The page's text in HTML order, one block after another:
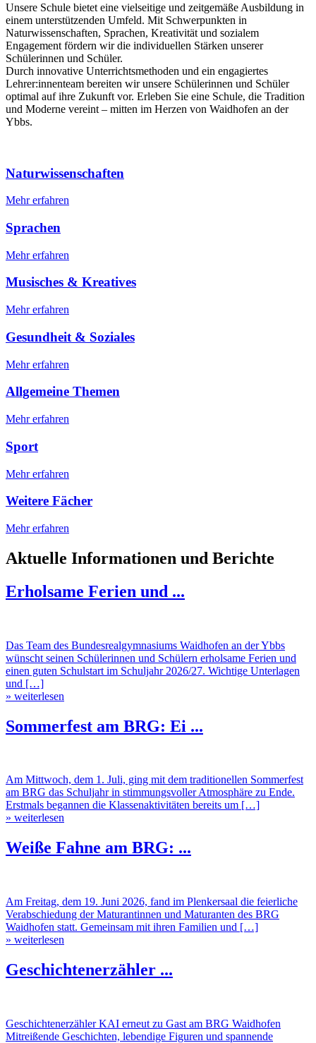
Unsere Schule bietet eine vielseitige und zeitgemäße Ausbildung in
einem unterstützenden Umfeld. Mit Schwerpunkten in
Naturwissenschaften, Sprachen, Kreativität und sozialem
Engagement fördern wir die individuellen Stärken unserer
Schülerinnen und Schüler.
Durch innovative Unterrichtsmethoden und ein engagiertes
Lehrer:innenteam bereiten wir unsere Schülerinnen und Schüler
optimal auf ihre Zukunft vor. Erleben Sie eine Schule, die Tradition
und Moderne vereint – mitten im Herzen von Waidhofen an der
Ybbs.
Naturwissenschaften
Mehr erfahren
Sprachen
Mehr erfahren
Musisches & Kreatives
Mehr erfahren
Gesundheit & Soziales
Mehr erfahren
Allgemeine Themen
Mehr erfahren
Sport
Mehr erfahren
Weitere Fächer
Mehr erfahren
Aktuelle Informationen und Berichte
Erholsame Ferien und ...
Das Team des Bundesrealgymnasiums Waidhofen an der Ybbs
wünscht seinen Schülerinnen und Schülern erholsame Ferien und
einen guten Schulstart im Schuljahr 2026/27. Wichtige Unterlagen
und […]
» weiterlesen
Sommerfest am BRG: Ei ...
Am Mittwoch, dem 1. Juli, ging mit dem traditionellen Sommerfest
am BRG das Schuljahr in stimmungsvoller Atmosphäre zu Ende.
Erstmals begannen die Klassenaktivitäten bereits um […]
» weiterlesen
Weiße Fahne am BRG: ...
Am Freitag, dem 19. Juni 2026, fand im Plenkersaal die feierliche
Verabschiedung der Maturantinnen und Maturanten des BRG
Waidhofen statt. Gemeinsam mit ihren Familien und […]
» weiterlesen
Geschichtenerzähler ...
Geschichtenerzähler KAI erneut zu Gast am BRG Waidhofen
Mitreißende Geschichten, lebendige Figuren und spannende